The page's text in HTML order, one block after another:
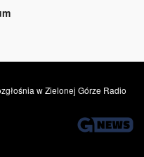
w Zielonej Górze Radio